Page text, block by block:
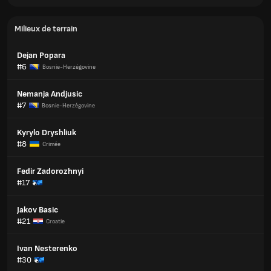
Milieux de terrain
Dejan Popara
#6
Bosnie-Herzégovine
Nemanja Andjusic
#7
Bosnie-Herzégovine
Kyrylo Dryshliuk
#8
Crimée
Fedir Zadorozhnyi
#17
Jakov Basic
#21
Croatie
Ivan Nesterenko
#30